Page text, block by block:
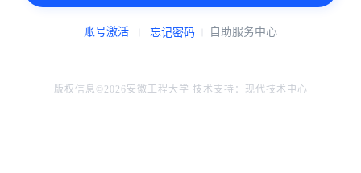
账号激活 忘记密码 自助服务中心
版权信息©2026安徽工程大学 技术支持：现代技术中心